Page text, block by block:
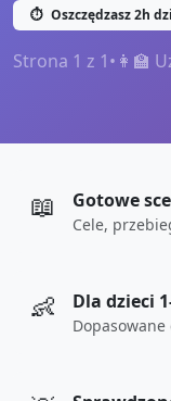
⏱️ Oszczędzasz 2h
Strona 1 z 1• 👩‍🏫
📖 Gotowe
Cele,
👶 Dla dzieci